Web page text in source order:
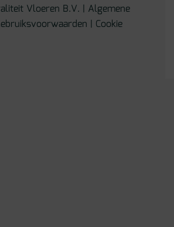
Vloeren B.V. | Algemene
| Cookie